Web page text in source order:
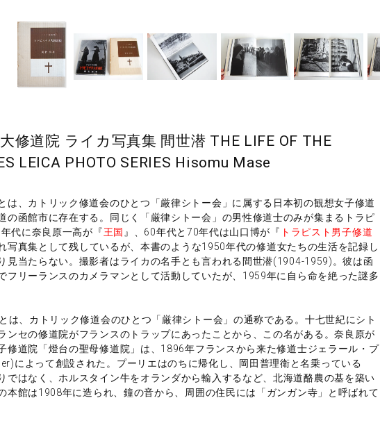
修道院 ライカ写真集 間世潜 THE LIFE OF THE
LEICA PHOTO SERIES Hisomu Mase
は、カトリック修道会のひとつ「厳律シトー会」に属する日本初の観想女子修道
の函館市に存在する。同じく「厳律シトー会」の男性修道士のみが集まるトラピ
代に奈良原一高が『王国 』、60年代と70年代は山口博が『 トラピスト男子修道
写真集として残しているが、本書のような1950年代の修道女たちの生活を記録し
見当たらない。撮影者はライカの名手とも言われる間世潜(1904-1959)。彼は函
フリーランスのカメラマンとして活動していたが、1959年に自ら命を絶った謎多
は、カトリック修道会のひとつ「厳律シトー会」の通称である。十七世紀にシト
ンセの修道院がフランスのトラップにあったことから、この名がある。奈良原が
修道院「燈台の聖母修道院」は、1896年フランスから来た修道士ジェラール・プ
によって創設された。プーリエはのちに帰化し、岡田普理衛と名乗っている
ではなく、ホルスタイン牛をオランダから輸入するなど、北海道酪農の基を築い
本館は1908年に造られ、鐘の音から、周囲の住民には「ガンガン寺」と呼ばれて